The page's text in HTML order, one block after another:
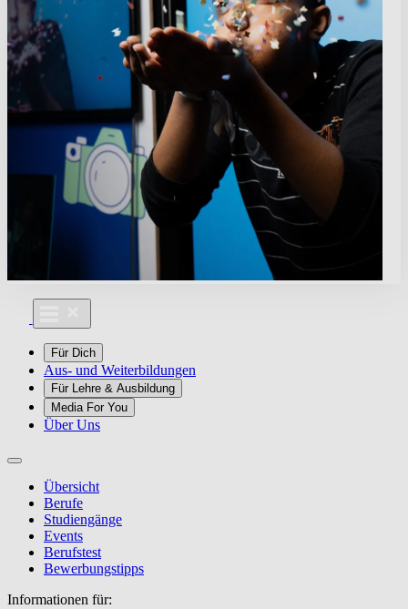
Für Dich
Aus- und Weiterbildungen
Für Lehre & Ausbildung
Media For You
Über Uns
Übersicht
Berufe
Studiengänge
Events
Berufstest
Bewerbungstipps
Informationen für: